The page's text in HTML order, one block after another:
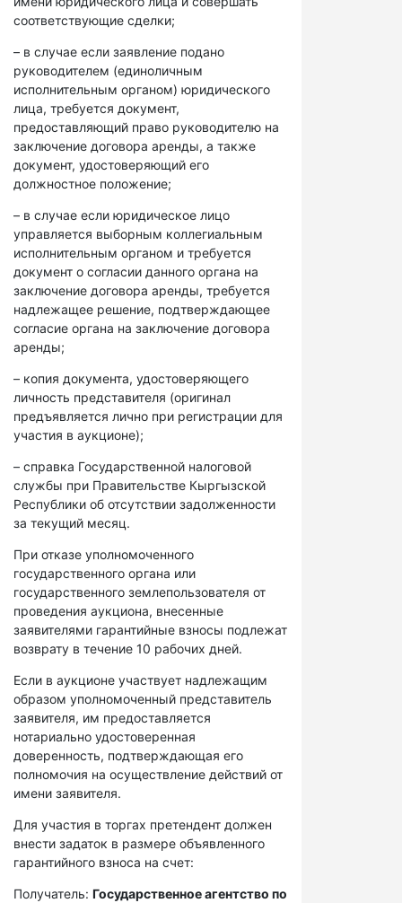
соответствующие сделки;
– в случае если заявление подано
руководителем (единоличным
исполнительным органом) юридического
лица, требуется документ,
предоставляющий право руководителю на
заключение договора аренды, а также
документ, удостоверяющий его
должностное положение;
– в случае если юридическое лицо
управляется выборным коллегиальным
исполнительным органом и требуется
документ о согласии данного органа на
заключение договора аренды, требуется
надлежащее решение, подтверждающее
согласие органа на заключение договора
аренды;
– копия документа, удостоверяющего
личность представителя (оригинал
предъявляется лично при регистрации для
участия в аукционе);
– справка Государственной налоговой
службы при Правительстве Кыргызской
Республики об отсутствии задолженности
за текущий месяц.
При отказе уполномоченного
государственного органа или
государственного землепользователя от
проведения аукциона, внесенные
заявителями гарантийные взносы подлежат
возврату в течение 10 рабочих дней.
Если в аукционе участвует надлежащим
образом уполномоченный представитель
заявителя, им предоставляется
нотариально удостоверенная
доверенность, подтверждающая его
полномочия на осуществление действий от
имени заявителя.
Для участия в торгах претендент должен
внести задаток в размере объявленного
гарантийного взноса на счет:
Получатель: Государственное агентство по